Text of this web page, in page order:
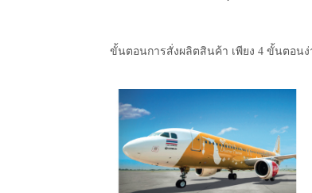
ขั้นตอนการสั่งผลิตสินค้า เพียง 4 ขั้นตอน